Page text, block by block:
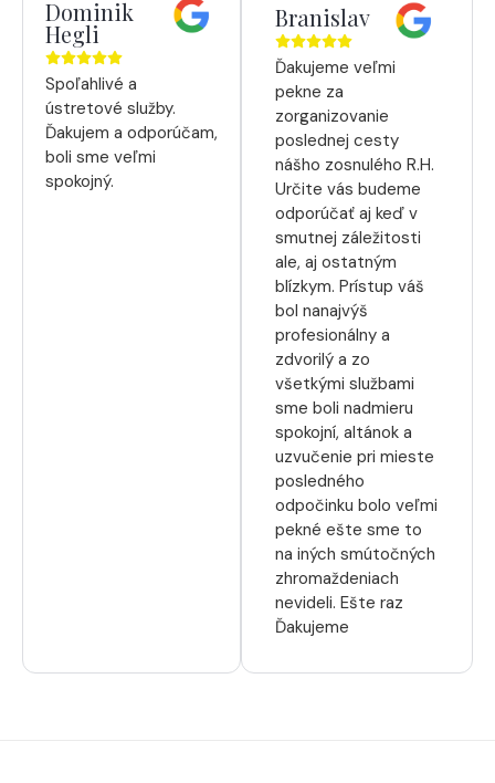
Dominik
Hegli
Spoľahlivé a
ústretové služby.
Ďakujem a odporúčam,
boli sme veľmi
spokojný.
Branislav
Ďakujeme veľmi
pekne za
zorganizovanie
poslednej cesty
nášho zosnulého R.H.
Určite vás budeme
odporúčať aj keď v
smutnej záležitosti
ale, aj ostatným
blízkym. Prístup váš
bol nanajvýš
profesionálny a
zdvorilý a zo
všetkými službami
sme boli nadmieru
spokojní, altánok a
uzvučenie pri mieste
posledného
odpočinku bolo veľmi
pekné ešte sme to
na iných smútočných
zhromaždeniach
nevideli. Ešte raz
Ďakujeme